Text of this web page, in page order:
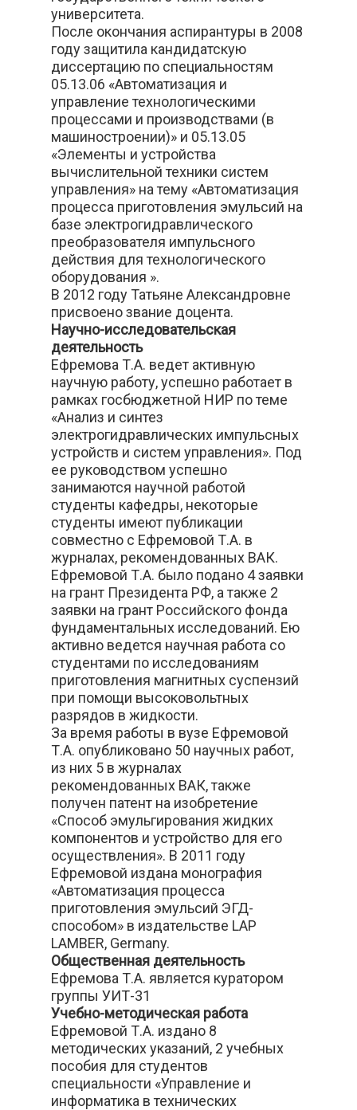
университета.
После окончания аспирантуры в 2008
году защитила кандидатскую
диссертацию по специальностям
05.13.06 «Автоматизация и
управление технологическими
процессами и производствами (в
машиностроении)» и 05.13.05
«Элементы и устройства
вычислительной техники систем
управления» на тему «Автоматизация
процесса приготовления эмульсий на
базе электрогидравлического
преобразователя импульсного
действия для технологического
оборудования ».
В 2012 году Татьяне Александровне
присвоено звание доцента.
Научно-исследовательская
деятельность
Ефремова Т.А. ведет активную
научную работу, успешно работает в
рамках госбюджетной НИР по теме
«Анализ и синтез
электрогидравлических импульсных
устройств и систем управления». Под
ее руководством успешно
занимаются научной работой
студенты кафедры, некоторые
студенты имеют публикации
совместно с Ефремовой Т.А. в
журналах, рекомендованных ВАК.
Ефремовой Т.А. было подано 4 заявки
на грант Президента РФ, а также 2
заявки на грант Российского фонда
фундаментальных исследований. Ею
активно ведется научная работа со
студентами по исследованиям
приготовления магнитных суспензий
при помощи высоковольтных
разрядов в жидкости.
За время работы в вузе Ефремовой
Т.А. опубликовано 50 научных работ,
из них 5 в журналах
рекомендованных ВАК, также
получен патент на изобретение
«Способ эмульгирования жидких
компонентов и устройство для его
осуществления». В 2011 году
Ефремовой издана монография
«Автоматизация процесса
приготовления эмульсий ЭГД-
способом» в издательстве LAP
LAMBER, Germany.
Общественная деятельность
Ефремова Т.А. является куратором
группы УИТ-31
Учебно-методическая работа
Ефремовой Т.А. издано 8
методических указаний, 2 учебных
пособия для студентов
специальности «Управление и
информатика в технических